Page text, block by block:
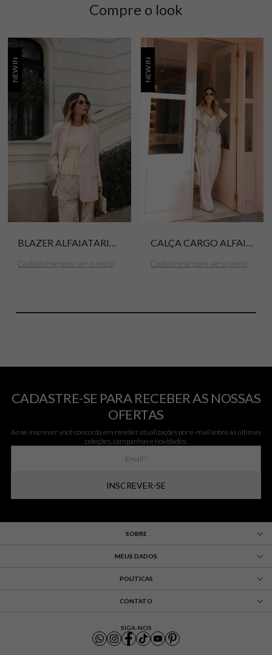
Compre o look
NEW IN
BLAZER ALFAIATARIA BETH
Cadastre-se para ver o preço
NEW IN
CALÇA CARGO ALFAITARIA BETH
Cadastre-se para ver o preço
CADASTRE-SE PARA RECEBER AS NOSSAS
OFERTAS
Ao se inscrever você concorda em receber atualizações por e-mail sobre as últimas
coleções, campanhas e novidades.
INSCREVER-SE
SOBRE
MEUS DADOS
POLÍTICAS
CONTATO
SIGA-NOS